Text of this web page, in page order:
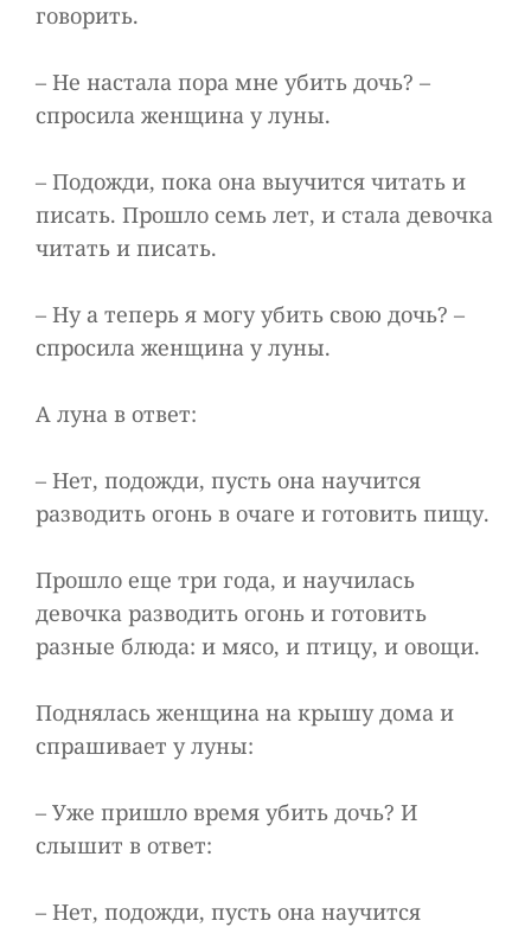
говорить.
– Не настала пора мне убить дочь? –
спросила женщина у луны.
– Подожди, пока она выучится читать и
писать. Прошло семь лет, и стала девочка
читать и писать.
– Ну а теперь я могу убить свою дочь? –
спросила женщина у луны.
А луна в ответ:
– Нет, подожди, пусть она научится
разводить огонь в очаге и готовить пищу.
Прошло еще три года, и научилась
девочка разводить огонь и готовить
разные блюда: и мясо, и птицу, и овощи.
Поднялась женщина на крышу дома и
спрашивает у луны:
– Уже пришло время убить дочь? И
слышит в ответ:
– Нет, подожди, пусть она научится